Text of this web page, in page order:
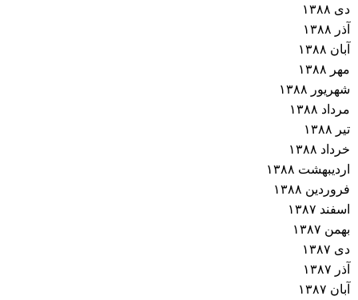
دی ۱۳۸۸
آذر ۱۳۸۸
آبان ۱۳۸۸
مهر ۱۳۸۸
شهریور ۱۳۸۸
مرداد ۱۳۸۸
تیر ۱۳۸۸
خرداد ۱۳۸۸
اردیبهشت ۱۳۸۸
فروردین ۱۳۸۸
اسفند ۱۳۸۷
بهمن ۱۳۸۷
دی ۱۳۸۷
آذر ۱۳۸۷
آبان ۱۳۸۷